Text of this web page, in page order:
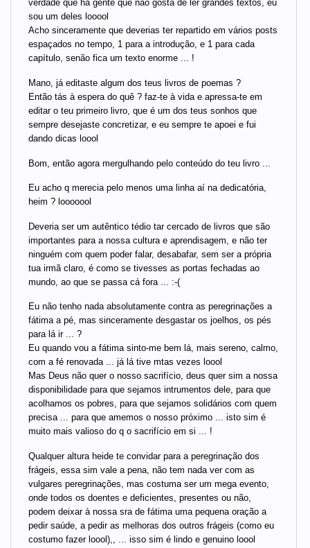
verdade que há gente que não gosta de ler grandes textos, eu
sou um deles looool
Acho sinceramente que deverias ter repartido em vários posts
espaçados no tempo, 1 para a introdução, e 1 para cada
capítulo, senão fica um texto enorme ... !
Mano, já editaste algum dos teus livros de poemas ?
Então tás à espera do quê ? faz-te à vida e apressa-te em
editar o teu primeiro livro, que é um dos teus sonhos que
sempre desejaste concretizar, e eu sempre te apoei e fui
dando dicas loool
Bom, então agora mergulhando pelo conteúdo do teu livro ...
Eu acho q merecia pelo menos uma linha aí na dedicatória,
heim ? looooool
Deveria ser um autêntico tédio tar cercado de livros que são
importantes para a nossa cultura e aprendisagem, e não ter
ninguém com quem poder falar, desabafar, sem ser a própria
tua irmã claro, é como se tivesses as portas fechadas ao
mundo, ao que se passa cá fora ... :-(
Eu não tenho nada absolutamente contra as peregrinações a
fátima a pé, mas sinceramente desgastar os joelhos, os pés
para lá ir ... ?
Eu quando vou a fátima sinto-me bem lá, mais sereno, calmo,
com a fé renovada ... já lá tive mtas vezes loool
Mas Deus não quer o nosso sacrifício, deus quer sim a nossa
disponibilidade para que sejamos intrumentos dele, para que
acolhamos os pobres, para que sejamos solidários com quem
precisa ... para que amemos o nosso próximo ... isto sim é
muito mais valioso do q o sacrifício em si ... !
Qualquer altura heide te convidar para a peregrinação dos
frágeis, essa sim vale a pena, não tem nada ver com as
vulgares peregrinações, mas costuma ser um mega evento,
onde todos os doentes e deficientes, presentes ou não,
podem deixar à nossa sra de fátima uma pequena oração a
pedir saúde, a pedir as melhoras dos outros frágeis (como eu
costumo fazer loool),, ... isso sim é lindo e genuino loool